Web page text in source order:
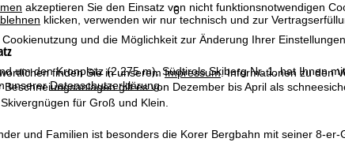
akzeptieren Sie den Einsatz von nicht funktionsnotwendigen
klicken, verwenden wir nur technisch und zur
Cookienutzung und die Möglichkeit zur Änderung Ihrer
finden Sie in unseremImpressum. Informationen zu den
unsererDatenschutzerklärung.
6
um den Kronplatz (2.275 m), Südtirols Skiberg Nr. 1, hat Ihnen
Beschneiungsanlagen gilt es von Dezember bis April als
für Groß und Klein.
und Familien ist besonders die Korer Bergbahn mit seiner 8-